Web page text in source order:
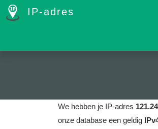
IP-adres
We hebben je IP-adres
onze database een geldig